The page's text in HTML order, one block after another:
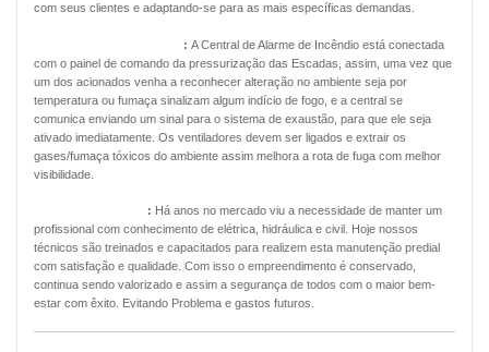
com seus clientes e adaptando-se para as mais específicas demandas.
: A Central de Alarme de Incêndio está conectada
com o painel de comando da pressurização das Escadas, assim, uma vez que
um dos acionados venha a reconhecer alteração no ambiente seja por
temperatura ou fumaça sinalizam algum indício de fogo, e a central se
comunica enviando um sinal para o sistema de exaustão, para que ele seja
ativado imediatamente. Os ventiladores devem ser ligados e extrair os
gases/fumaça tóxicos do ambiente assim melhora a rota de fuga com melhor
visibilidade.
: Há anos no mercado viu a necessidade de manter um
profissional com conhecimento de elétrica, hidráulica e civil. Hoje nossos
técnicos são treinados e capacitados para realizem esta manutenção predial
com satisfação e qualidade. Com isso o empreendimento é conservado,
continua sendo valorizado e assim a segurança de todos com o maior bem-
estar com êxito. Evitando Problema e gastos futuros.